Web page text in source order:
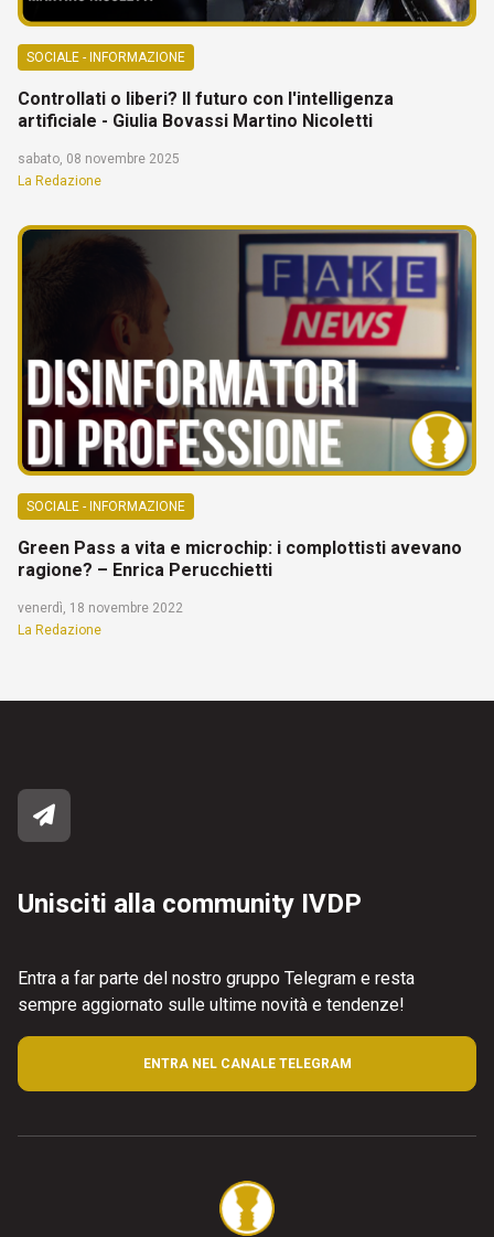
SOCIALE - INFORMAZIONE
Controllati o liberi? Il futuro con l'intelligenza
artificiale - Giulia Bovassi Martino Nicoletti
sabato, 08 novembre 2025
La Redazione
SOCIALE - INFORMAZIONE
Green Pass a vita e microchip: i complottisti avevano
ragione? – Enrica Perucchietti
venerdì, 18 novembre 2022
La Redazione
Unisciti alla community IVDP
Entra a far parte del nostro gruppo Telegram e resta
sempre aggiornato sulle ultime novità e tendenze!
ENTRA NEL CANALE TELEGRAM